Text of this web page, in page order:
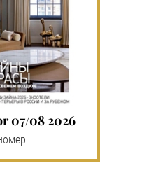
07/08 2026